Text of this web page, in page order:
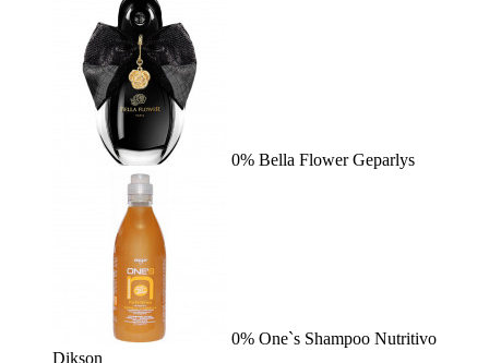
0% Bella Flower Geparlys
0% One`s Shampoo Nutritivo
Dikson